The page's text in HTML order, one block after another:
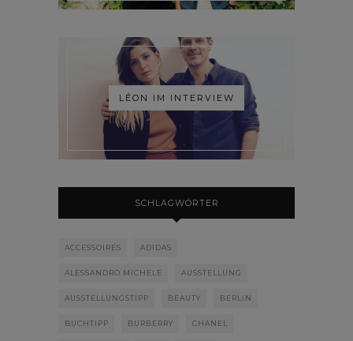
LÉON IM INTERVIEW
SCHLAGWÖRTER
ACCESSOIRES ADIDAS
ALESSANDRO MICHELE AUSSTELLUNG
AUSSTELLUNGSTIPP BEAUTY BERLIN
BUCHTIPP BURBERRY CHANEL